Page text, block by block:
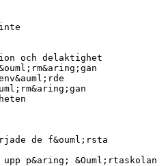
och delaktighet
de f&ouml;rsta
upp p&aring; &Ouml;rtaskolan